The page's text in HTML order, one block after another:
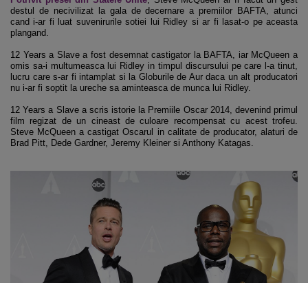
destul de necivilizat la gala de decernare a premiilor BAFTA, atunci
cand i-ar fi luat suvenirurile sotiei lui Ridley si ar fi lasat-o pe aceasta
plangand.
12 Years a Slave a fost desemnat castigator la BAFTA, iar McQueen a
omis sa-i multumeasca lui Ridley in timpul discursului pe care l-a tinut,
lucru care s-ar fi intamplat si la Globurile de Aur daca un alt producatori
nu i-ar fi soptit la ureche sa aminteasca de munca lui Ridley.
12 Years a Slave a scris istorie la Premiile Oscar 2014, devenind primul
film regizat de un cineast de culoare recompensat cu acest trofeu.
Steve McQueen a castigat Oscarul in calitate de producator, alaturi de
Brad Pitt, Dede Gardner, Jeremy Kleiner si Anthony Katagas.